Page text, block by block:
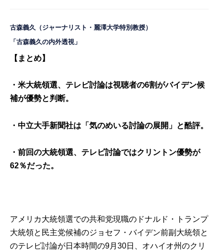
古森義久
（ジャーナリスト・麗澤大学特別教授）
「古森義久の内外透視」
【まとめ】
・米大統領選、テレビ討論は視聴者の6割がバイデン候
補が優勢と判断。
・中立大手新聞社は「気のめいる討論の展開」と酷評。
・前回の大統領選、テレビ討論ではクリントン優勢が
62％だった。
アメリカ大統領選での共和党現職のドナルド・トランプ
大統領と民主党候補のジョセフ・バイデン前副大統領と
のテレビ討論が日本時間の9月30日、オハイオ州のクリ